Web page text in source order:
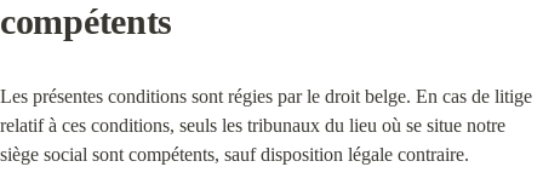
compétents
Les présentes conditions sont régies par le droit belge. En cas de litige
relatif à ces conditions, seuls les tribunaux du lieu où se situe notre
siège social sont compétents, sauf disposition légale contraire.